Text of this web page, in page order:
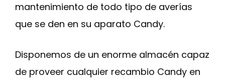
mantenimiento de todo tipo de averías
que se den en su aparato Candy.
Disponemos de un enorme almacén capaz
de proveer cualquier recambio Candy en